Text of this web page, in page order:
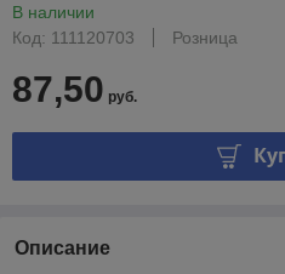
В наличии
Код: 111120703
Розница
87,50 руб.
Описание